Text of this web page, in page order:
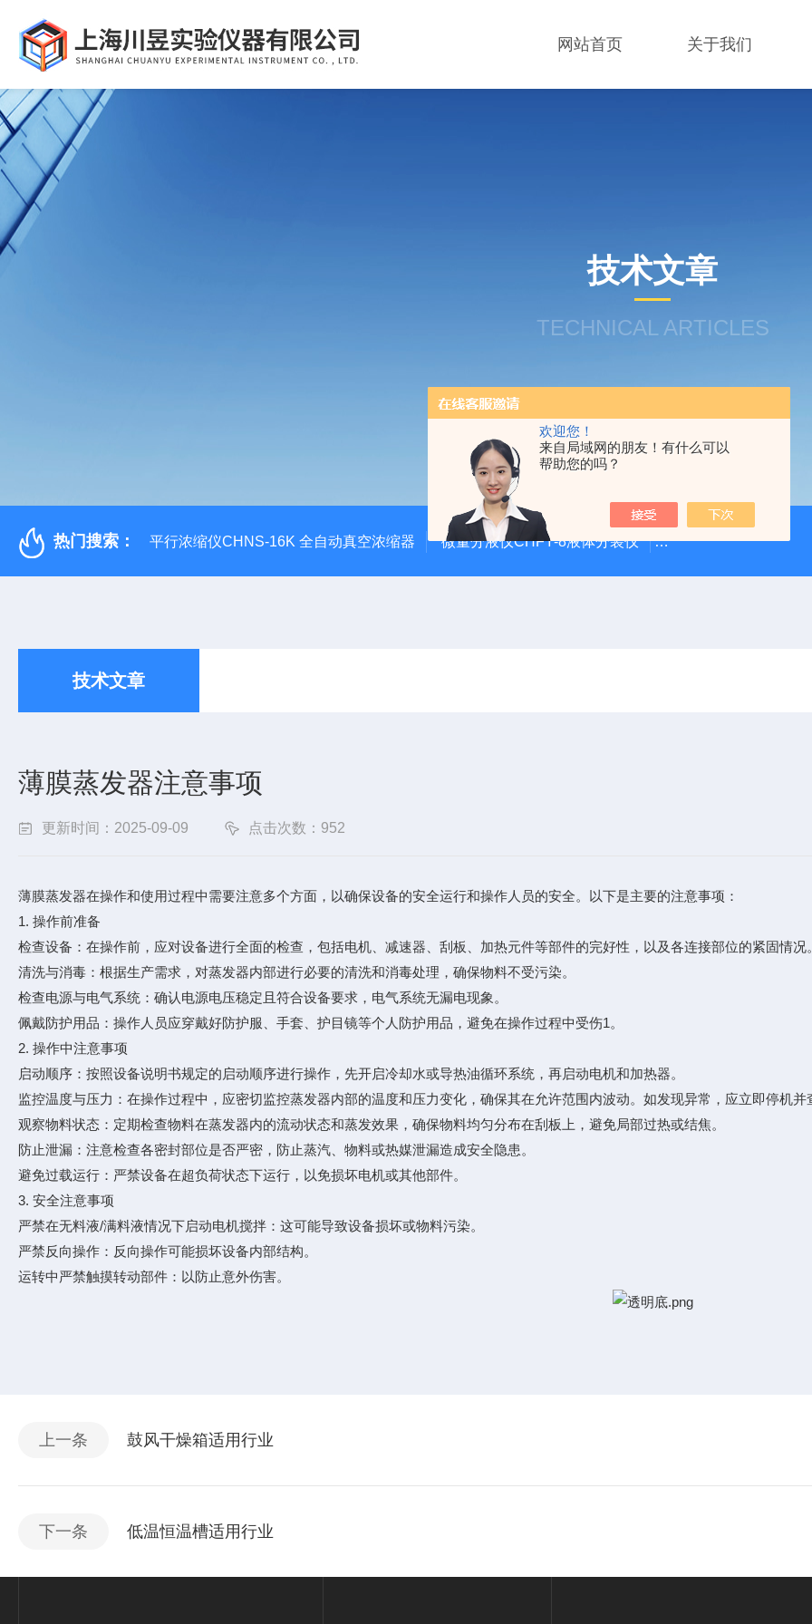
欢迎您！
来自局域网的朋友！有什么可以
帮助您的吗？
网站首页 关于我们
技术文章
TECHNICAL ARTICLES
热门搜索： 平行浓缩仪CHNS-16K 全自动真空浓缩器 微量分液仪CHFY-8液体分装仪 全自动放射性水样蒸发
技术文章
薄膜蒸发器注意事项
更新时间：2025-09-09 点击次数：952
薄膜蒸发器在操作和使用过程中需要注意多个方面，以确保设备的安全运行和操作人员的安全。以下是主要的注意事项：
1. 操作前准备
检查设备：在操作前，应对设备进行全面的检查，包括电机、减速器、刮板、加热元件等部件的完好性，以及各连接部位的紧固情况。
清洗与消毒：根据生产需求，对蒸发器内部进行必要的清洗和消毒处理，确保物料不受污染。
检查电源与电气系统：确认电源电压稳定且符合设备要求，电气系统无漏电现象。
佩戴防护用品：操作人员应穿戴好防护服、手套、护目镜等个人防护用品，避免在操作过程中受伤1。
2. 操作中注意事项
启动顺序：按照设备说明书规定的启动顺序进行操作，先开启冷却水或导热油循环系统，再启动电机和加热器。
监控温度与压力：在操作过程中，应密切监控蒸发器内部的温度和压力变化，确保其在允许范围内波动。如发现异常，应立即停机并
观察物料状态：定期检查物料在蒸发器内的流动状态和蒸发效果，确保物料均匀分布在刮板上，避免局部过热或结焦。
防止泄漏：注意检查各密封部位是否严密，防止蒸汽、物料或热媒泄漏造成安全隐患。
避免过载运行：严禁设备在超负荷状态下运行，以免损坏电机或其他部件。
3. 安全注意事项
严禁在无料液/满料液情况下启动电机搅拌：这可能导致设备损坏或物料污染。
严禁反向操作：反向操作可能损坏设备内部结构。
运转中严禁触摸转动部件：以防止意外伤害。
上一条 鼓风干燥箱适用行业
下一条 低温恒温槽适用行业